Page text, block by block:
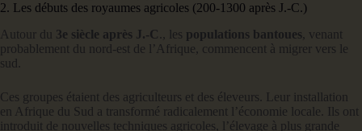
2. Les débuts des royaumes agricoles (200-1300 après J.-C.)
Autour du 3e siècle après J.-C ., les populations bantoues, venant
probablement du nord-est de l’Afrique, commencent à migrer vers le
sud.
Ces groupes étaient des agriculteurs et des éleveurs. Leur installation
en Afrique du Sud a transformé radicalement l’économie locale. Ils ont
introduit de nouvelles techniques agricoles, l’élevage à plus grande